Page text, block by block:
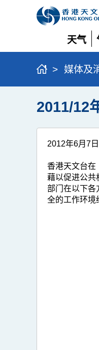
天气
展
开
> 媒体及
2011/12
2012年6月7日
香港天文台在
藉以促进公共
部门在以下各
全的工作环境